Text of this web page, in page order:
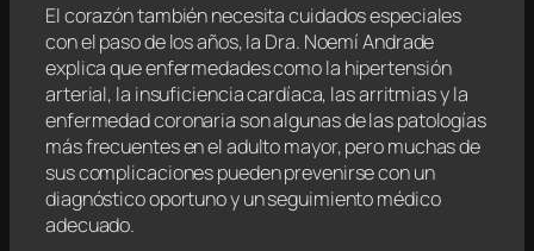
El corazón también necesita cuidados especiales
con el paso de los años, la Dra. Noemí Andrade
explica que enfermedades como la hipertensión
arterial, la insuficiencia cardíaca, las arritmias y la
enfermedad coronaria son algunas de las patologías
más frecuentes en el adulto mayor, pero muchas de
sus complicaciones pueden prevenirse con un
diagnóstico oportuno y un seguimiento médico
adecuado.